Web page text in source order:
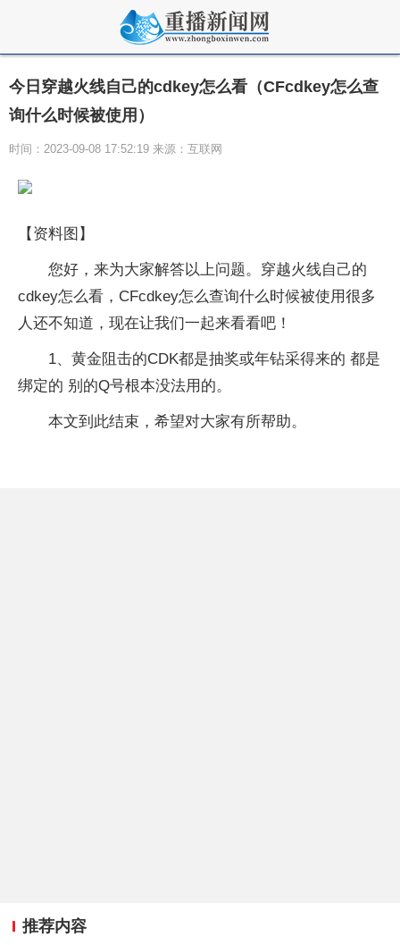
今日穿越火线自己的cdkey怎么看（CFcdkey怎么查
询什么时候被使用）
时间：2023-09-08 17:52:19 来源：互联网
【资料图】
您好，来为大家解答以上问题。穿越火线自己的
cdkey怎么看，CFcdkey怎么查询什么时候被使用很多
人还不知道，现在让我们一起来看看吧！
1、黄金阻击的CDK都是抽奖或年钻采得来的 都是
绑定的 别的Q号根本没法用的。
本文到此结束，希望对大家有所帮助。
推荐内容